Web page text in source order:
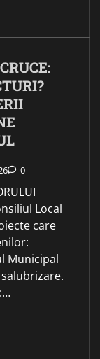
0
Local
care
Municipal